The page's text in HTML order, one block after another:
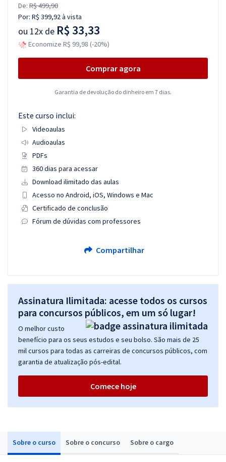
Sobre o curso Sobre o concurso Sobre o cargo
De: R$ 499,90
Por: R$ 399,92à vista
ou 12x de R$ 33,33
Economize R$ 99,98 (-20%)
Comprar agora
Garantia de devolução do dinheiro em 7 dias.
Este curso inclui:
Videoaulas
Audioaulas
PDFs
360 dias para acessar
Download ilimitado das aulas
Acesso no Android, iOS, Windows e Mac
Certificado de conclusão
Fórum de dúvidas com professores
Compartilhar
Assinatura Ilimitada: acesse todos os cursos
para concursos públicos, em um só lugar!
O melhor custo
benefício para os seus estudos e seu bolso. São mais de 25
mil cursos para todas as carreiras de concursos públicos, com
garantia de atualização pós-edital.
Comece hoje